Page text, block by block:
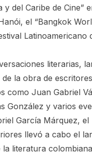
y del Caribe de Cine”
el “Bangkok
Latinoamericano
literarias,
la obra de
como Juan Gabriel
González y varios
García Márquez, el
llevó a cabo el
la literatura